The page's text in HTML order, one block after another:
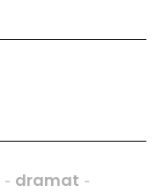
- dramat -